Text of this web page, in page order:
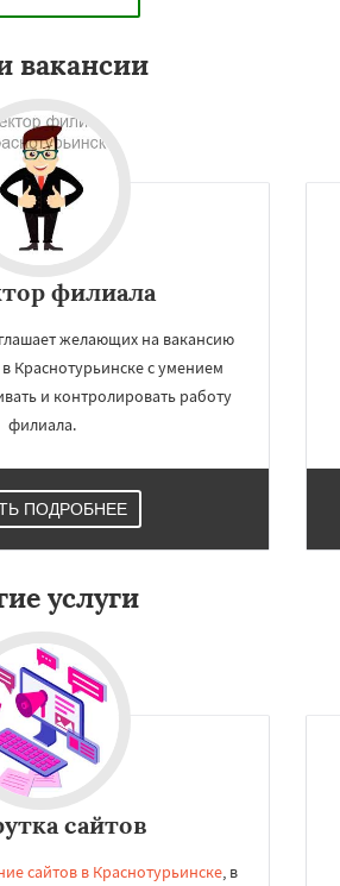
вакансии
филиала
желающих на вакансию
Краснотурьинске с умением
и контролировать работу
филиала.
ПОДРОБНЕЕ
услуги
сайтов
сайтов в Краснотурьинске, в